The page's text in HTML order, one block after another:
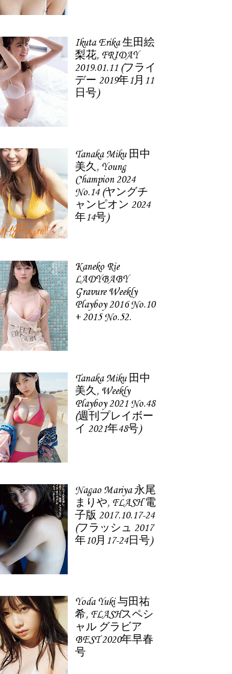
Ikuta Erika 生田絵
梨花, FRIDAY
2019.01.11 (フライ
デー 2019年1月11
日号)
Tanaka Miku 田中
美久, Young
Champion 2024
No.14 (ヤングチ
ャンピオン 2024
年14号)
Kaneko Rie
LADYBABY
Gravure Weekly
Playboy 2016 No.10
+ 2015 No.52.
Tanaka Miku 田中
美久, Weekly
Playboy 2021 No.48
(週刊プレイボー
イ 2021年48号)
Nagao Mariya 永尾
まりや, FLASH 電
子版 2017.10.17-24
(フラッシュ 2017
年10月17-24日号)
Yoda Yuki 与田祐
希, FLASHスペシ
ャル グラビア
BEST 2020年早春
号